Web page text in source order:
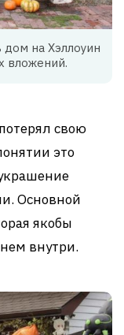
дом на Хэллоуин
вложений.
свою
это
Основной
якобы
внутри.